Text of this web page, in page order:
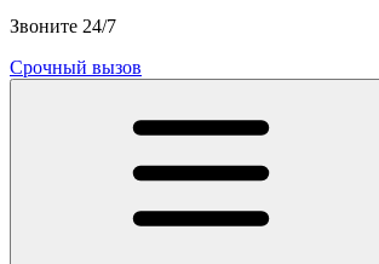
Звоните 24/7
Срочный вызов